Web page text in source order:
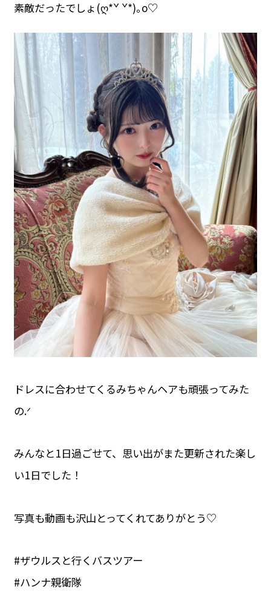
素敵だったでしょ(ღ*ˇ ˇ*)｡o♡
ドレスに合わせてくるみちゃんヘアも頑張ってみた
の.ᐟ‪
みんなと1日過ごせて、思い出がまた更新された楽し
い1日でした！
写真も動画も沢山とってくれてありがとう♡
#ザウルスと行くバスツアー
#ハンナ親衛隊